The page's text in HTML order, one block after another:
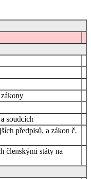
soudcích
předpisů, a zákon č.
členskými státy na